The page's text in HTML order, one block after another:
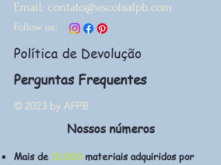
Email: contato@escolaafpb.com
Follow us:
Política de Devolução
Perguntas Frequentes
© 2023 by AFPB
Nossos números
Mais de 10.000 materiais adquiridos por